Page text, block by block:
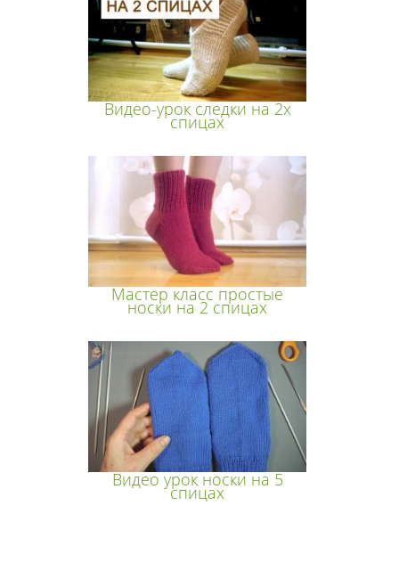
Видео-урок следки на 2х
спицах
Мастер класс простые
носки на 2 спицах
Видео урок носки на 5
спицах